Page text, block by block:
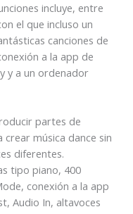
incluye, entre
el que incluso un
canciones de
a la app de
y a un ordenador
partes de
música dance sin
diferentes.
tipo piano, 400
conexión a la app
Audio In, altavoces